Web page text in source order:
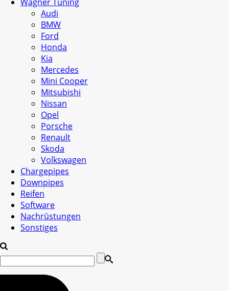
Audi
BMW
Ford
Honda
Kia
Mercedes
Mini Cooper
Mitsubishi
Nissan
Opel
Porsche
Renault
Skoda
Volkswagen
Chargepipes
Downpipes
Reifen
Software
Nachrüstungen
Sonstiges